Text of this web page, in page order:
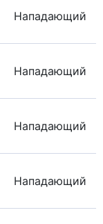
Нападающий
Нападающий
Нападающий
Нападающий